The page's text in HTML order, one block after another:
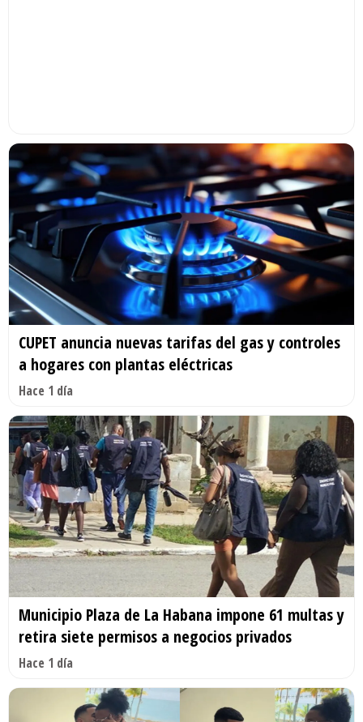
CUPET anuncia nuevas tarifas del gas y controles
a hogares con plantas eléctricas
Hace 1 día
Municipio Plaza de La Habana impone 61 multas y
retira siete permisos a negocios privados
Hace 1 día